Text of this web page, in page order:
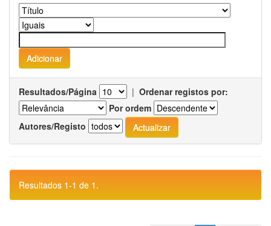
Resultados/Página | Ordenar registos por:
Por ordem
Autores/Registo
Resultados 1-1 de 1.